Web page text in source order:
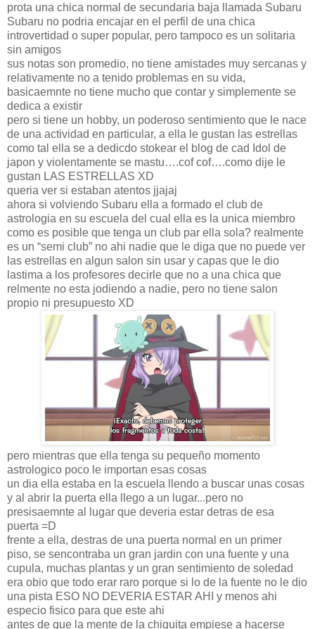
prota una chica normal de secundaria baja llamada Subaru
Subaru no podria encajar en el perfil de una chica
introvertidad o super popular, pero tampoco es un solitaria
sin amigos
sus notas son promedio, no tiene amistades muy sercanas y
relativamente no a tenido problemas en su vida,
basicaemnte no tiene mucho que contar y simplemente se
dedica a existir
pero si tiene un hobby, un poderoso sentimiento que le nace
de una actividad en particular, a ella le gustan las estrellas
como tal ella se a dedicdo stokear el blog de cad Idol de
japon y violentamente se mastu….cof cof….como dije le
gustan LAS ESTRELLAS XD
queria ver si estaban atentos jjajaj
ahora si volviendo Subaru ella a formado el club de
astrologia en su escuela del cual ella es la unica miembro
como es posible que tenga un club par ella sola? realmente
es un “semi club” no ahi nadie que le diga que no puede ver
las estrellas en algun salon sin usar y capas que le dio
lastima a los profesores decirle que no a una chica que
relmente no esta jodiendo a nadie, pero no tiene salon
propio ni presupuesto XD
pero mientras que ella tenga su pequeño momento
astrologico poco le importan esas cosas
un dia ella estaba en la escuela llendo a buscar unas cosas
y al abrir la puerta ella llego a un lugar...pero no
presisaemnte al lugar que deveria estar detras de esa
puerta =D
frente a ella, destras de una puerta normal en un primer
piso, se sencontraba un gran jardin con una fuente y una
cupula, muchas plantas y un gran sentimiento de soledad
era obio que todo erar raro porque si lo de la fuente no le dio
una pista ESO NO DEVERIA ESTAR AHI y menos ahi
especio fisico para que este ahi
antes de que la mente de la chiquita empiese a hacerse